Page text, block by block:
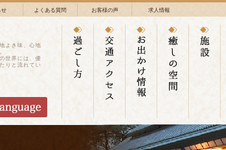
せ よくある質問 お客様の声 求人情報
よき味、心地
世界には、優
りと流れてい